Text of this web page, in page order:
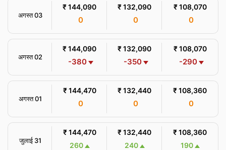
अगस्त 03
₹ 144,090
0
₹ 132,090
0
₹ 108,070
0
अगस्त 02
₹ 144,090
-380
₹ 132,090
-350
₹ 108,070
-290
अगस्त 01
₹ 144,470
0
₹ 132,440
0
₹ 108,360
0
जुलाई 31
₹ 144,470
260
₹ 132,440
240
₹ 108,360
190